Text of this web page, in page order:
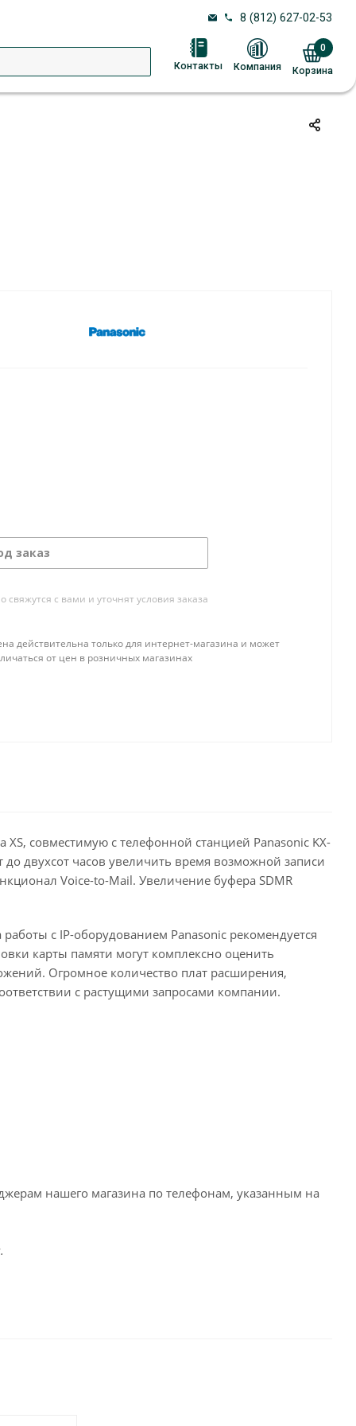
8 (812) 627-02-53
Контакты Компания Корзина
0
заказ
с вами и уточнят условия заказа
действительна только для интернет-магазина и может
от цен в розничных магазинах
совместимую с телефонной станцией Panasonic KX-
двухсот часов увеличить время возможной записи
Voice-to-Mail. Увеличение буфера SDMR
с IP-оборудованием Panasonic рекомендуется
карты памяти могут комплексно оценить
Огромное количество плат расширения,
с растущими запросами компании.
нашего магазина по телефонам, указанным на